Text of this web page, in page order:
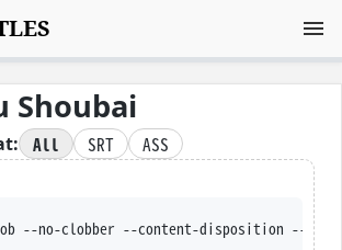
Shoubai
All SRT
ASS
clobber --content-disposition --trust-server-names --iri